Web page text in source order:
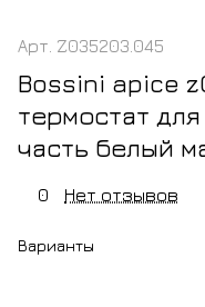
Арт. Z035203.045
Bossini apice
термостат
часть белый
0 Нет отзывов
Варианты